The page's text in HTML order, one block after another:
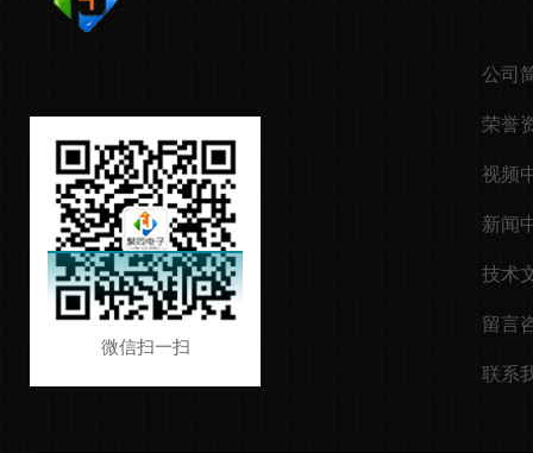
微信扫一扫
公司
荣誉
视频
新闻
技术
留言
联系